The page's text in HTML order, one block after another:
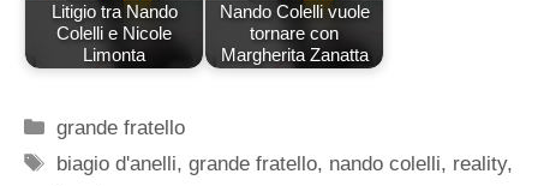
Litigio tra Nando
Colelli e Nicole
Limonta
Nando Colelli vuole
tornare con
Margherita Zanatta
Categorie
grande fratello
Tag
biagio d'anelli,grande fratello, nando colelli, reality,